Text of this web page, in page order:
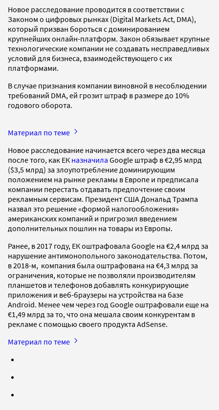
Новое расследование проводится в соответствии с
Законом о цифровых рынках (Digital Markets Act, DMA),
который призван бороться с доминированием
крупнейших онлайн-платформ. Закон обязывает крупные
технологические компании не создавать несправедливых
условий для бизнеса, взаимодействующего с их
платформами.
В случае признания компании виновной в несоблюдении
требований DMA, ей грозит штраф в размере до 10%
годового оборота.
Материал по теме
Новое расследование начинается всего через два месяца
после того, как ЕК назначила Google штраф в €2,95 млрд
($3,5 млрд) за злоупотребление доминирующим
положением на рынке рекламы в Европе и предписала
компании перестать отдавать предпочтение своим
рекламным сервисам. Президент США Дональд Трампа
назвал это решение «формой налогообложения»
американских компаний и пригрозил введением
дополнительных пошлин на товары из Европы.
Ранее, в 2017 году, ЕК оштрафовала Google на €2,4 млрд за
нарушение антимонопольного законодательства. Потом,
в 2018-м, компания была оштрафована на €4,3 млрд за
ограничения, которые не позволяли производителям
планшетов и телефонов добавлять конкурирующие
приложения и веб-браузеры на устройства на базе
Android. Менее чем через год Google оштрафовали еще на
€1,49 млрд за то, что она мешала своим конкурентам в
рекламе с помощью своего продукта AdSense.
Материал по теме